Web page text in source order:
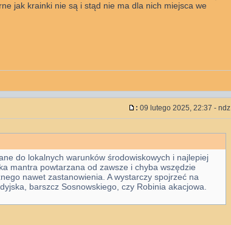
jak krainki nie są i stąd nie ma dla nich miejsca we
: 09 lutego 2025, 22:37 - ndz
do lokalnych warunków środowiskowych i najlepiej
mantra powtarzana od zawsze i chyba wszędzie
nawet zastanowienia. A wystarczy spojrzeć na
barszcz Sosnowskiego, czy Robinia akacjowa.